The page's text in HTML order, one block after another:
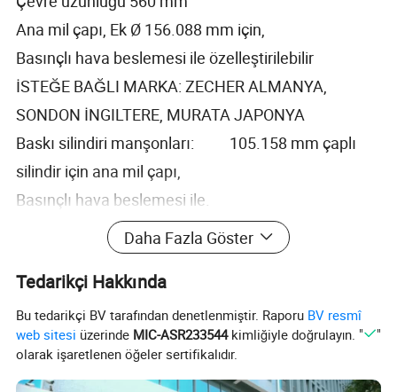
Ana mil çapı, Ek Ø 156.088 mm için,
Basınçlı hava beslemesi ile özelleştirilebilir
İSTEĞE BAĞLI MARKA: ZECHER ALMANYA,
SONDON İNGILTERE, MURATA JAPONYA
Baskı silindiri manşonları: 105.158 mm çaplı
silindir için ana mil çapı,
Basınçlı hava beslemesi ile.
Fiberglas baskı silindiri
Tekrar uzunluğu: Min Ø360 mm, Maks. Ø1000 mm.
Sarım Sistemi:
Daha Fazla Göster
Tedarikçi Hakkında
Bu tedarikçi BV tarafından denetlenmiştir. Raporu BV resmî
web sitesi üzerinde MIC-ASR233544kimliğiyle doğrulayın. "
"
olarak işaretlenen öğeler sertifikalıdır.